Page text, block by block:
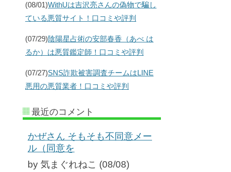
(08/01)WithUは吉沢亮さんの偽物で騙し
ている悪質サイト！口コミや評判
(07/29)陰陽星占術の安部春香（あべ は
るか）は悪質鑑定師！口コミや評判
(07/27)SNS詐欺被害調査チームはLINE
悪用の悪質業者！口コミや評判
最近のコメント
かぜさん そもそも不同意メー
ル（同意を
by 気まぐれねこ (08/08)